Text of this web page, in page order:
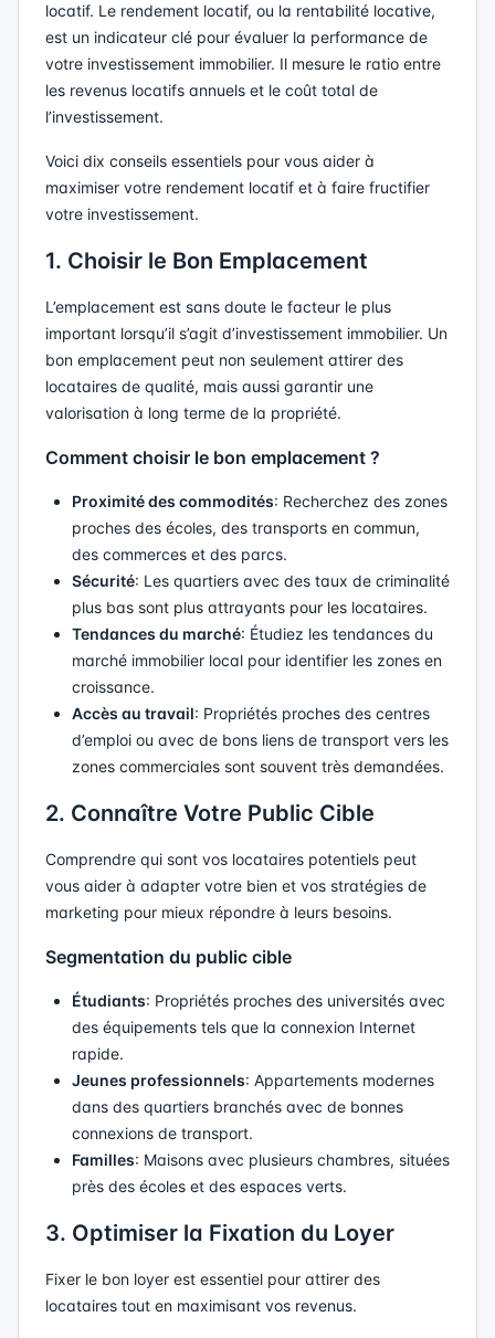
locatif. Le rendement locatif, ou la rentabilité locative,
est un indicateur clé pour évaluer la performance de
votre investissement immobilier. Il mesure le ratio entre
les revenus locatifs annuels et le coût total de
l’investissement.
Voici dix conseils essentiels pour vous aider à
maximiser votre rendement locatif et à faire fructifier
votre investissement.
1. Choisir le Bon Emplacement
L’emplacement est sans doute le facteur le plus
important lorsqu’il s’agit d’investissement immobilier. Un
bon emplacement peut non seulement attirer des
locataires de qualité, mais aussi garantir une
valorisation à long terme de la propriété.
Comment choisir le bon emplacement ?
Proximité des commodités: Recherchez des zones
proches des écoles, des transports en commun,
des commerces et des parcs.
Sécurité: Les quartiers avec des taux de criminalité
plus bas sont plus attrayants pour les locataires.
Tendances du marché: Étudiez les tendances du
marché immobilier local pour identifier les zones en
croissance.
Accès au travail: Propriétés proches des centres
d’emploi ou avec de bons liens de transport vers les
zones commerciales sont souvent très demandées.
2. Connaître Votre Public Cible
Comprendre qui sont vos locataires potentiels peut
vous aider à adapter votre bien et vos stratégies de
marketing pour mieux répondre à leurs besoins.
Segmentation du public cible
Étudiants: Propriétés proches des universités avec
des équipements tels que la connexion Internet
rapide.
Jeunes professionnels: Appartements modernes
dans des quartiers branchés avec de bonnes
connexions de transport.
Familles: Maisons avec plusieurs chambres, situées
près des écoles et des espaces verts.
3. Optimiser la Fixation du Loyer
Fixer le bon loyer est essentiel pour attirer des
locataires tout en maximisant vos revenus.